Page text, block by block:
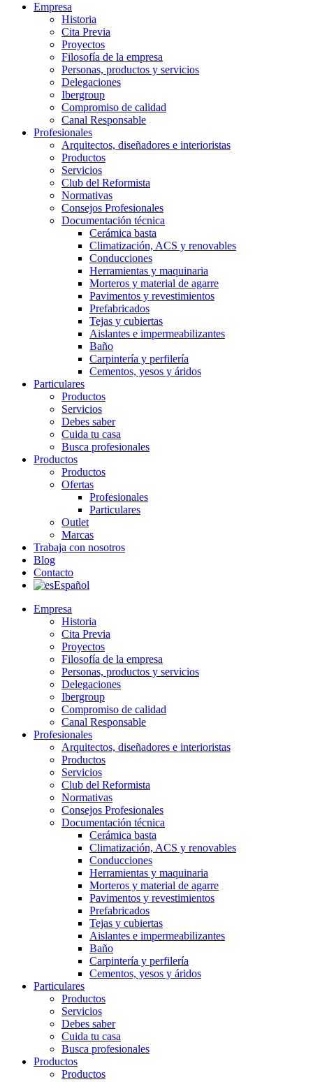
Empresa
Historia
Cita Previa
Proyectos
Filosofía de la empresa
Personas, productos y servicios
Delegaciones
Ibergroup
Compromiso de calidad
Canal Responsable
Profesionales
Arquitectos, diseñadores e interioristas
Productos
Servicios
Club del Reformista
Normativas
Consejos Profesionales
Documentación técnica
Cerámica basta
Climatización, ACS y renovables
Conducciones
Herramientas y maquinaria
Morteros y material de agarre
Pavimentos y revestimientos
Prefabricados
Tejas y cubiertas
Aislantes e impermeabilizantes
Baño
Carpintería y perfilería
Cementos, yesos y áridos
Particulares
Productos
Servicios
Debes saber
Cuida tu casa
Busca profesionales
Productos
Productos
Ofertas
Profesionales
Particulares
Outlet
Marcas
Trabaja con nosotros
Blog
Contacto
Español
Empresa
Historia
Cita Previa
Proyectos
Filosofía de la empresa
Personas, productos y servicios
Delegaciones
Ibergroup
Compromiso de calidad
Canal Responsable
Profesionales
Arquitectos, diseñadores e interioristas
Productos
Servicios
Club del Reformista
Normativas
Consejos Profesionales
Documentación técnica
Cerámica basta
Climatización, ACS y renovables
Conducciones
Herramientas y maquinaria
Morteros y material de agarre
Pavimentos y revestimientos
Prefabricados
Tejas y cubiertas
Aislantes e impermeabilizantes
Baño
Carpintería y perfilería
Cementos, yesos y áridos
Particulares
Productos
Servicios
Debes saber
Cuida tu casa
Busca profesionales
Productos
Productos